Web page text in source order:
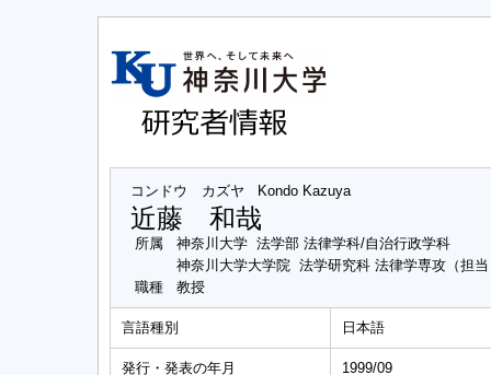
コンドウ カズヤ Kondo Kazuya
近藤 和哉
所属
神奈川大学 法学部 法律学科/自治行政学科
神奈川大学大学院 法学研究科 法律学専攻（担
職種
教授
言語種別 日本語
発行・発表の年月 1999/09